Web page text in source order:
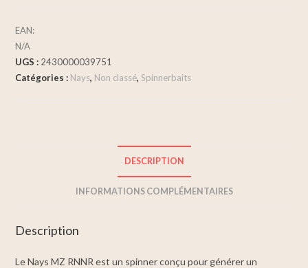
EAN:
N/A
UGS : 2430000039751
Catégories : Nays, Non classé,Spinnerbaits
DESCRIPTION
INFORMATIONS COMPLÉMENTAIRES
Description
Le Nays MZ RNNR est un spinner conçu pour générer un